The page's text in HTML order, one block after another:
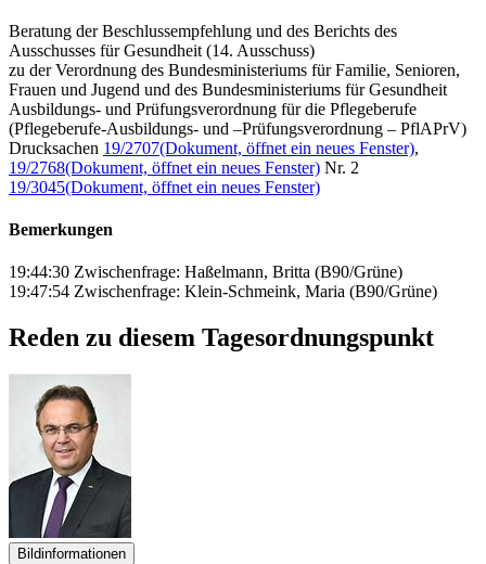
Beratung der Beschlussempfehlung und des Berichts des
Ausschusses für Gesundheit (14. Ausschuss)
zu der Verordnung des Bundesministeriums für Familie, Senioren,
Frauen und Jugend und des Bundesministeriums für Gesundheit
Ausbildungs- und Prüfungsverordnung für die Pflegeberufe
(Pflegeberufe-Ausbildungs- und –Prüfungsverordnung – PflAPrV)
Drucksachen 19/2707(Dokument, öffnet ein neues Fenster),
19/2768(Dokument, öffnet ein neues Fenster) Nr. 2
19/3045(Dokument, öffnet ein neues Fenster)
Bemerkungen
19:44:30 Zwischenfrage: Haßelmann, Britta (B90/Grüne)
19:47:54 Zwischenfrage: Klein-Schmeink, Maria (B90/Grüne)
Reden zu diesem Tagesordnungspunkt
Bildinformationen